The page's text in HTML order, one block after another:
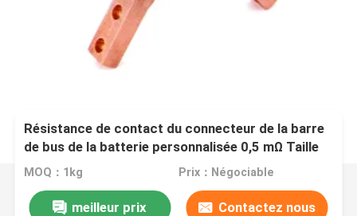
Résistance de contact du connecteur de la barre
de bus de la batterie personnalisée 0,5 mΩ Taille
maximale du produit Selon les dessins
MOQ：1kg Prix：Négociable
meilleur prix Contactez nous